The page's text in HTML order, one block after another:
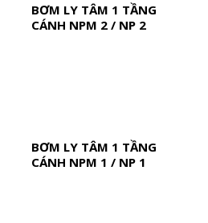
BƠM LY TÂM 1 TẦNG
CÁNH NPM 2 / NP 2
BƠM LY TÂM 1 TẦNG
CÁNH NPM 1 / NP 1